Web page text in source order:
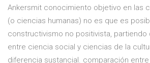
Ankersmit conocimiento objetivo en las
(o ciencias humanas) no es que es
constructivismo no positivista, partiendo
entre ciencia social y ciencias de la
diferencia sustancial. comparación